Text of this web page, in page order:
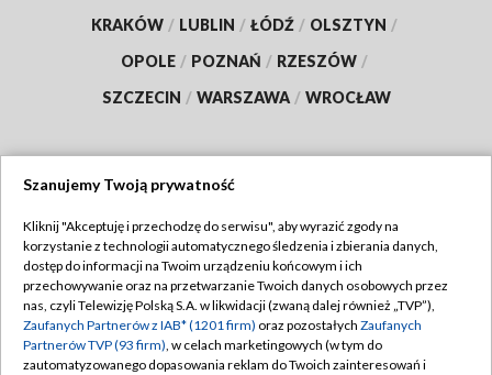
KRAKÓW / LUBLIN / ŁÓDŹ / OLSZTYN /
OPOLE / POZNAŃ / RZESZÓW /
SZCZECIN / WARSZAWA / WROCŁAW
TVP
Abonament TVP
Emisja w TVP
Centrum informacji TVP
Regulamin TVP
Polityka prywatności
Moje zgody
Szanujemy Twoją prywatność
Kliknij "Akceptuję i przechodzę do serwisu", aby wyrazić zgody na
korzystanie z technologii automatycznego śledzenia i zbierania danych,
dostęp do informacji na Twoim urządzeniu końcowym i ich
przechowywanie oraz na przetwarzanie Twoich danych osobowych przez
nas, czyli Telewizję Polską S.A. w likwidacji (zwaną dalej również „TVP”),
Zaufanych Partnerów z IAB* (1201 firm) oraz pozostałych Zaufanych
Partnerów TVP (93 firm), w celach marketingowych (w tym do
zautomatyzowanego dopasowania reklam do Twoich zainteresowań i